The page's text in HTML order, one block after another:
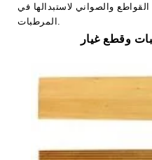
والصواني لاستبدالها في
المرطبات.
وقطع غيار